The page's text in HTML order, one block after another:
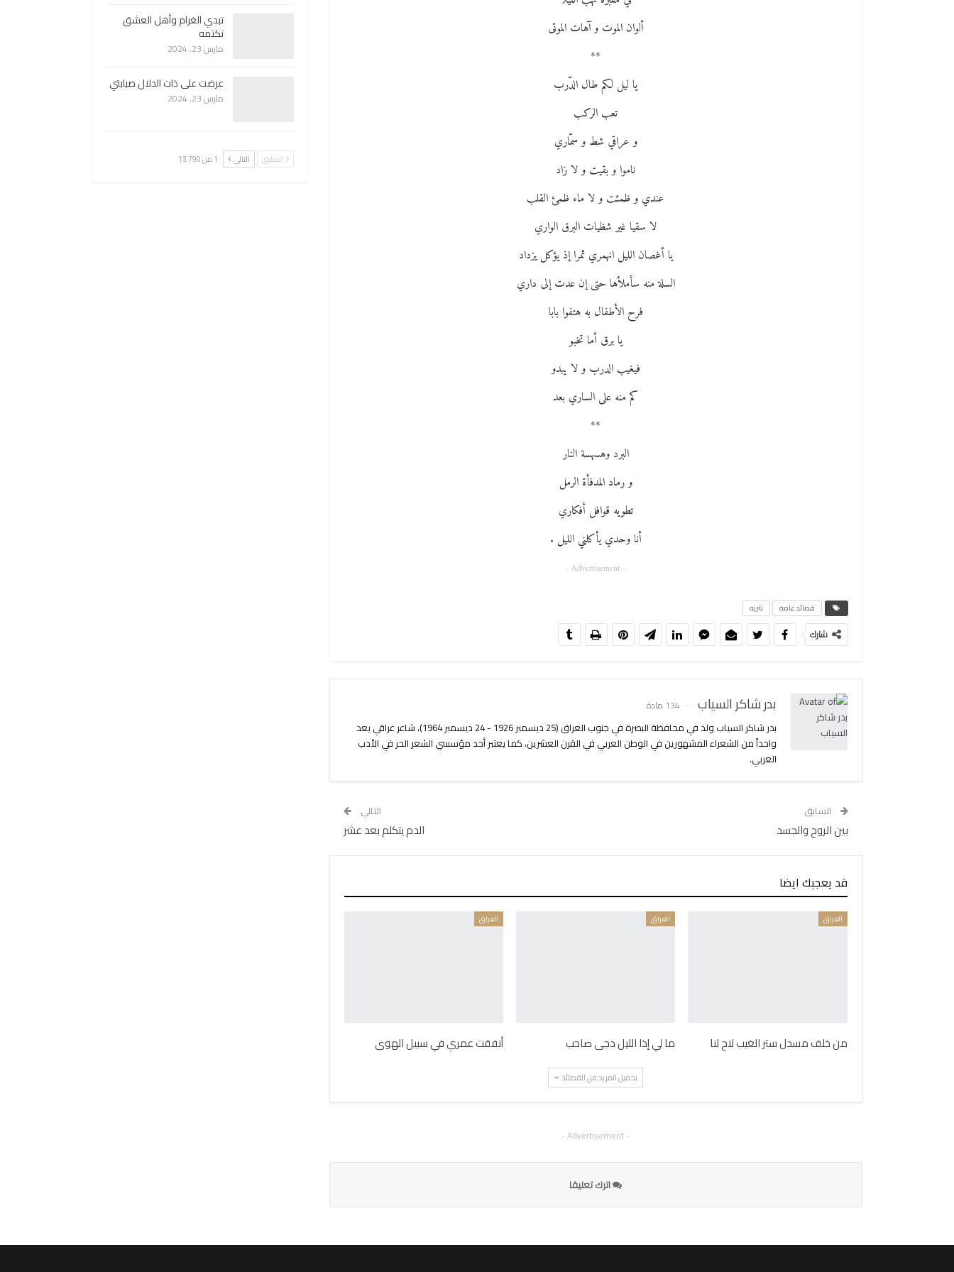
ألوان الموت و آهات الموتى
**
يا ليل لكم طال الدّرب
تعب الركب
و عراقي شط و سمّاري
ناموا و بقيت و لا زاد
عندي و ظمئت و لا ماء ظمئ القلب
لا سقيا غير شظيات البرق الواري
يا أغصان الليل انهمري ثمرا إذ يؤكل يزداد
السلة منه سأملأها حتى إن عدت إلى داري
فرح الأطفال به هتفوا بابا
يا برق أما تخبو
فيغيب الدرب و لا يبدو
كم منه على الساري بعد
**
البرد وهسهسة النار
و رماد المدفأة الرمل
تطويه قوافل أفكاري
أنا وحدي يأكلني الليل .
- Advertisement -
قصائد عامه نثريه
شارك
بدر شاكر السياب 134 مادة
بدر شاكر السياب ولد في محافظة البصرة في جنوب العراق (25 ديسمبر 1926 - 24 ديسمبر 1964)، شاعر عراقي يعد
واحداً من الشعراء المشهورين في الوطن العربي في القرن العشرين، كما يعتبر أحد مؤسسي الشعر الحر في الأدب
العربي.
السابق
بين الروح والجسد
التالي
الدم يتكلم بعد عشر
قد يعجبك ايضا
العراق
من خلف مسدل ستر الغيب لاح لنا
العراق
ما لي إذا الليل دجى صاحب
العراق
أنفقت عمري في سبيل الهوى
تحميل المزيد من القصائد
- Advertisement -
اترك تعليقا
تبدي الغرام وأهل العشق
تكتمه
مارس 23, 2024
عرضت على ذات الدلال صبابتي
مارس 23, 2024
السابق التالي 1 من 13٬790